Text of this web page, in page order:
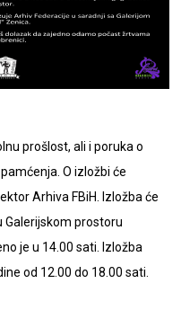
prošlost, ali i poruka o
O izložbi će
Arhiva FBiH. Izložba će
Galerijskom prostoru
je u 14.00 sati. Izložba
od 12.00 do 18.00 sati.